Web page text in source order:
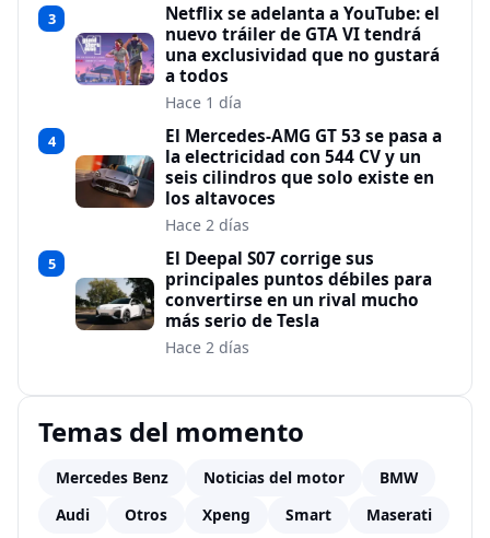
3
Netflix se adelanta a YouTube: el
nuevo tráiler de GTA VI tendrá
una exclusividad que no gustará
a todos
Hace 1 día
4
El Mercedes-AMG GT 53 se pasa a
la electricidad con 544 CV y un
seis cilindros que solo existe en
los altavoces
Hace 2 días
5
El Deepal S07 corrige sus
principales puntos débiles para
convertirse en un rival mucho
más serio de Tesla
Hace 2 días
Temas del momento
Mercedes Benz Noticias del motor
BMW
Audi
Otros Xpeng Smart Maserati